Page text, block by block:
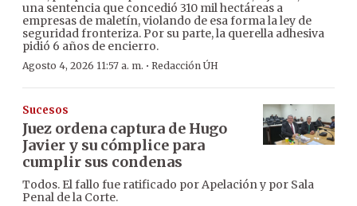
una sentencia que concedió 310 mil hectáreas a
empresas de maletín, violando de esa forma la ley de
seguridad fronteriza. Por su parte, la querella adhesiva
pidió 6 años de encierro.
Agosto 4, 2026 11:57 a. m. · Redacción ÚH
Sucesos
Juez ordena captura de Hugo
Javier y su cómplice para
cumplir sus condenas
Todos. El fallo fue ratificado por Apelación y por Sala
Penal de la Corte.